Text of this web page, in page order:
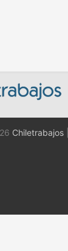
Chiletrabajos